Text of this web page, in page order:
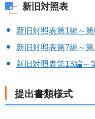
新旧対照表
新旧対照表第1編～
新旧対照表第7編～
新旧対照表第13編～
提出書類様式